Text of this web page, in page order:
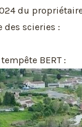
du
des scieries :
BERT :